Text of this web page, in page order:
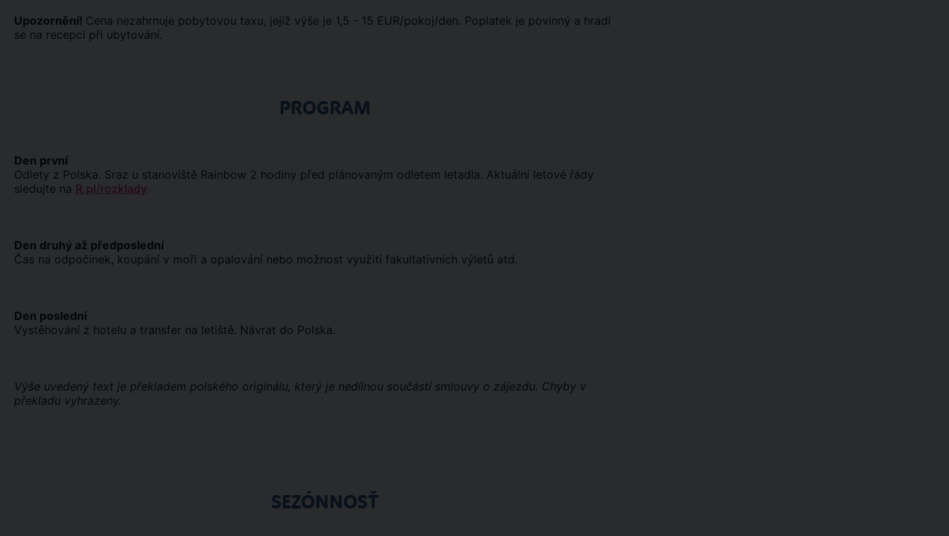
Upozornění! Cena nezahrnuje pobytovou taxu, jejíž výše je 1,5 - 15 EUR/pokoj/den. Poplatek je povinný a hradí
se na recepci při ubytování.
PROGRAM
Den první
Odlety z Polska. Sraz u stanoviště Rainbow 2 hodiny před plánovaným odletem letadla. Aktuální letové řády
sledujte na R.pl/rozklady.
Den druhý až předposlední
Čas na odpočinek, koupání v moři a opalování nebo možnost využití fakultativních výletů atd.
Den poslední
Vystěhování z hotelu a transfer na letiště. Návrat do Polska.
Výše uvedený text je překladem polského originálu, který je nedílnou součástí smlouvy o zájezdu. Chyby v
překladu vyhrazeny.
SEZÓNNOSŤ